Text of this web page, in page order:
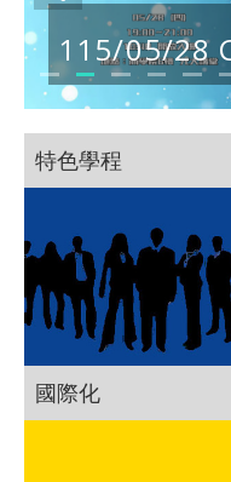
115/05/28
特色學程
國際化